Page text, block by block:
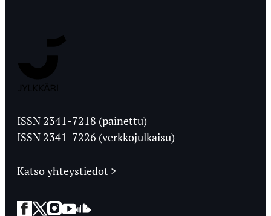
Ylioppilaslehti
ISSN 2341-7218 (painettu)
ISSN 2341-7226 (verkkojulkaisu)
Katso yhteystiedot >
Facebook
Twitter
Instagram
YouTube
SoundCloud